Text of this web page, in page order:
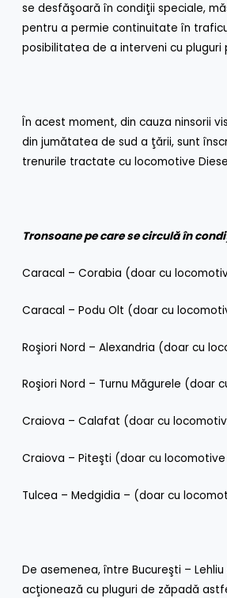
se desfăşoară în condiţii speciale,
pentru a permie continuitate în
posibilitatea de a interveni cu pluguri
În acest moment, din cauza ninsorii
din jumătatea de sud a ţării, sunt
trenurile tractate cu locomotive
Tronsoane pe care se circulă în
Caracal – Corabia (doar cu
Caracal – Podu Olt (doar cu
Roşiori Nord – Alexandria (doar cu
Roşiori Nord – Turnu Măgurele (doar
Craiova – Calafat (doar cu
Craiova – Piteşti (doar cu locomotive
Tulcea – Medgidia – (doar cu
De asemenea, între Bucureşti –
acţionează cu pluguri de zăpadă